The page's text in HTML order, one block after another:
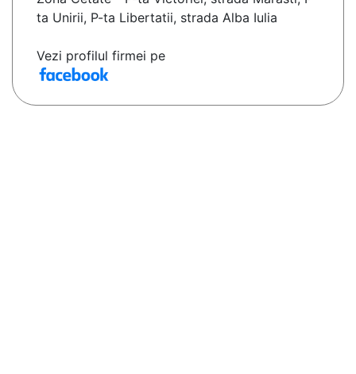
ta Unirii, P-ta Libertatii, strada Alba Iulia
Vezi profilul firmei pe